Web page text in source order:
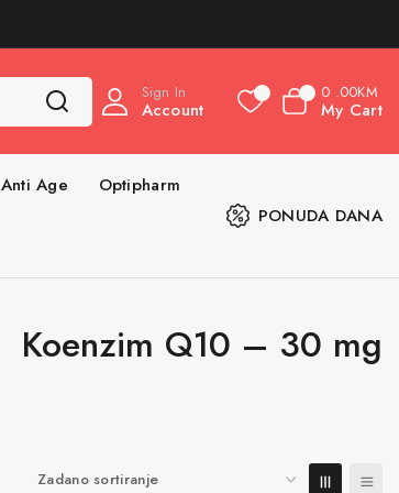
Sign In
Account
0 0 0 .00KM
My Cart
Anti Age Optipharm
PONUDA DANA
Koenzim Q10 – 30 mg